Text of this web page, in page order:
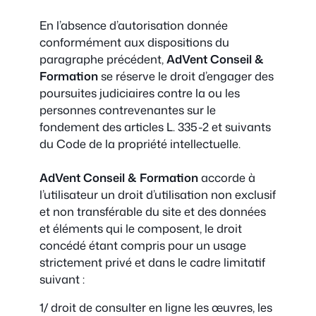
En l’absence d’autorisation donnée
conformément aux dispositions du
paragraphe précédent,AdVent Conseil &
Formationse réserve le droit d’engager des
poursuites judiciaires contre la ou les
personnes contrevenantes sur le
fondement des articles L. 335-2 et suivants
du Code de la propriété intellectuelle.
AdVent Conseil & Formationaccorde à
l’utilisateur un droit d’utilisation non exclusif
et non transférable du site et des données
et éléments qui le composent, le droit
concédé étant compris pour un usage
strictement privé et dans le cadre limitatif
suivant :
1/ droit de consulter en ligne les œuvres, les